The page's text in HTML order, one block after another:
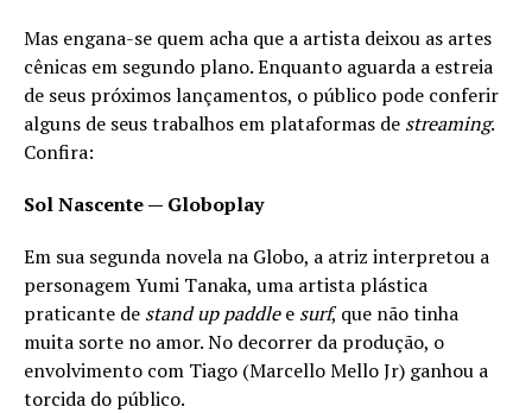
Mas engana-se quem acha que a artista deixou as artes
cênicas em segundo plano. Enquanto aguarda a estreia
de seus próximos lançamentos, o público pode conferir
alguns de seus trabalhos em plataformas de streaming.
Confira:
Sol Nascente — Globoplay
Em sua segunda novela na Globo, a atriz interpretou a
personagem Yumi Tanaka, uma artista plástica
praticante de stand up paddlee surf, que não tinha
muita sorte no amor. No decorrer da produção, o
envolvimento com Tiago (Marcello Mello Jr) ganhou a
torcida do público.